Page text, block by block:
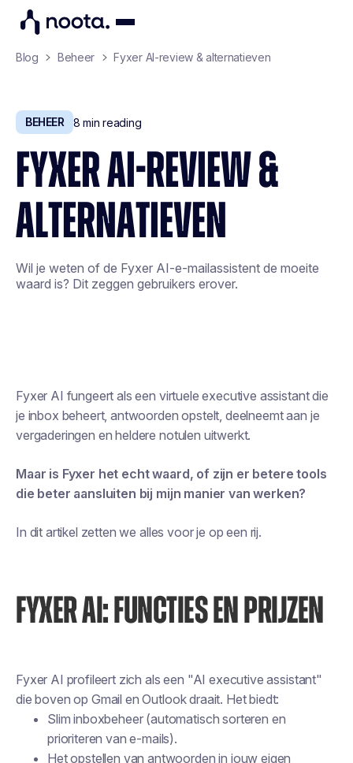
Blog Beheer Fyxer AI-review & alternatieven
BEHEER 8 min reading
FYXER AI-REVIEW &
ALTERNATIEVEN
Wil je weten of de Fyxer AI-e-mailassistent de moeite
waard is? Dit zeggen gebruikers erover.
Fyxer AI fungeert als een virtuele executive assistant die
je inbox beheert, antwoorden opstelt, deelneemt aan je
vergaderingen en heldere notulen uitwerkt.
Maar is Fyxer het echt waard, of zijn er betere tools
die beter aansluiten bij mijn manier van werken?
In dit artikel zetten we alles voor je op een rij.
FYXER AI: FUNCTIES EN PRIJZEN
Fyxer AI profileert zich als een "AI executive assistant"
die boven op Gmail en Outlook draait. Het biedt:
Slim inboxbeheer (automatisch sorteren en
prioriteren van e-mails).
Het opstellen van antwoorden in jouw eigen